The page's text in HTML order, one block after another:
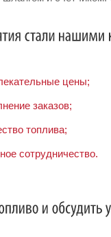
цены;
заказов;
топлива;
сотрудничество.